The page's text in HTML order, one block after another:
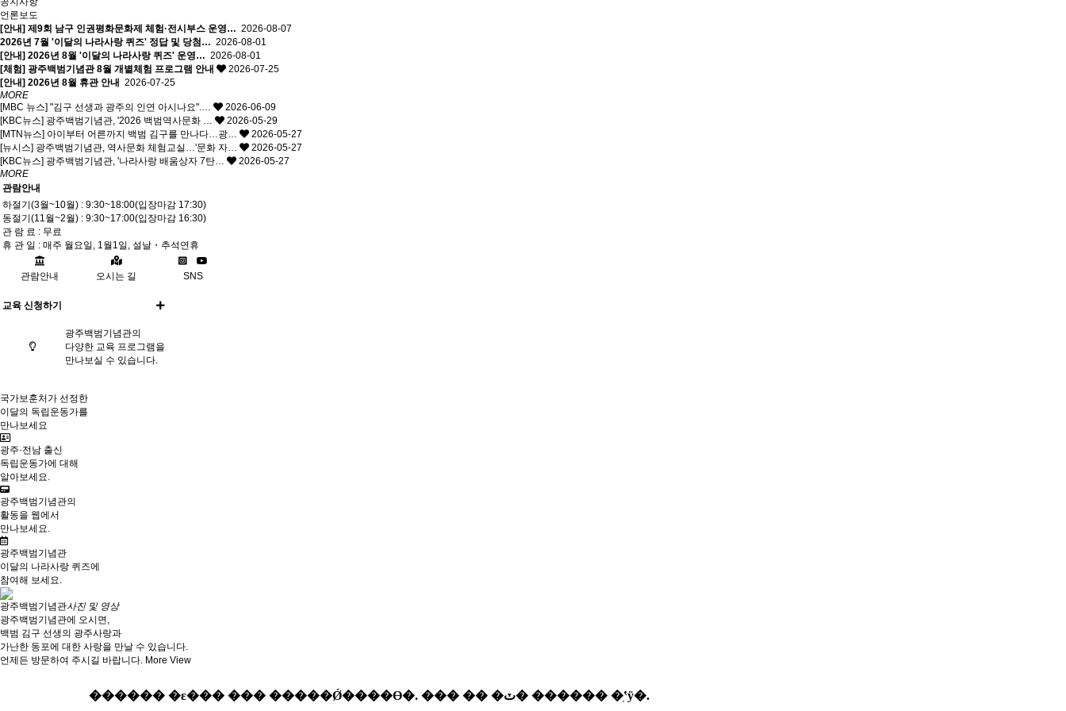
언론보도
[안내] 제9회 남구 인권평화문화제 체험·전시부스 운영… 2026-08-07
2026년 7월 '이달의 나라사랑 퀴즈' 정답 및 당첨… 2026-08-01
[안내] 2026년 8월 '이달의 나라사랑 퀴즈' 운영… 2026-08-01
[체험] 광주백범기념관 8월 개별체험 프로그램 안내
2026-07-25
[안내] 2026년 8월 휴관 안내 2026-07-25
MORE
[MBC 뉴스] "김구 선생과 광주의 인연 아시나요".…
2026-06-09
[KBC뉴스] 광주백범기념관, '2026 백범역사문화 …
2026-05-29
[MTN뉴스] 아이부터 어른까지 백범 김구를 만나다…광…
2026-05-27
[뉴시스] 광주백범기념관, 역사문화 체험교실…'문화 자…
2026-05-27
[KBC뉴스] 광주백범기념관, '나라사랑 배움상자 7탄…
2026-05-27
MORE
관람안내
하절기(3월~10월) : 9:30~18:00(입장마감 17:30)
동절기(11월~2월) : 9:30~17:00(입장마감 16:30)
관 람 료 : 무료
휴 관 일 : 매주 월요일, 1월1일, 설날・추석연휴
관람안내 오시는 길 SNS
교육 신청하기
광주백범기념관의
다양한 교육 프로그램을
만나보실 수 있습니다.
국가보훈처가 선정한
이달의 독립운동가를
만나보세요
광주·전남 출신
독립운동가에 대해
알아보세요.
광주백범기념관의
활동을 웹에서
만나보세요.
광주백범기념관
이달의 나라사랑 퀴즈에
참여해 보세요.
광주백범기념관사진 및 영상
광주백범기념관에 오시면,
백범 김구 선생의 광주사랑과
가난한 동포에 대한 사랑을 만날 수 있습니다.
언제든 방문하여 주시길 바랍니다. More View